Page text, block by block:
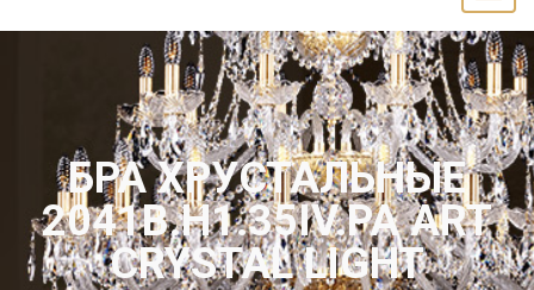
БРА ХРУСТАЛЬНЫЕ
2041B.H1.35IV.PA ART
CRYSTAL LIGHT